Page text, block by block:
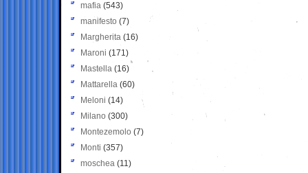
mafia (543)
manifesto (7)
Margherita (16)
Maroni (171)
Mastella (16)
Mattarella (60)
Meloni (14)
Milano (300)
Montezemolo (7)
Monti (357)
moschea (11)